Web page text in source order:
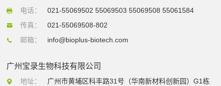
电话：
021-55069502 55069503 55069508 55061584
传真：
021-55069508-802
邮箱：
info@bioplus-biotech.com
广州宝录生物科技有限公司
地址：
广州市黄埔区科丰路31号（华南新材料创新园）G1栋